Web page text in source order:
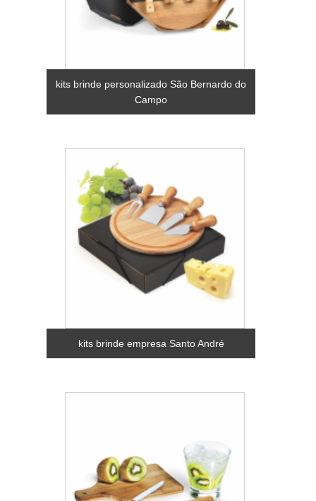
kits brinde personalizado São Bernardo do
Campo
kits brinde empresa Santo André